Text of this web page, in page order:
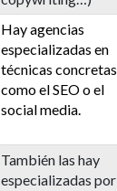
Hay agencias
especializadas en
técnicas concretas
como el SEO o el
social media.
También las hay
especializadas por